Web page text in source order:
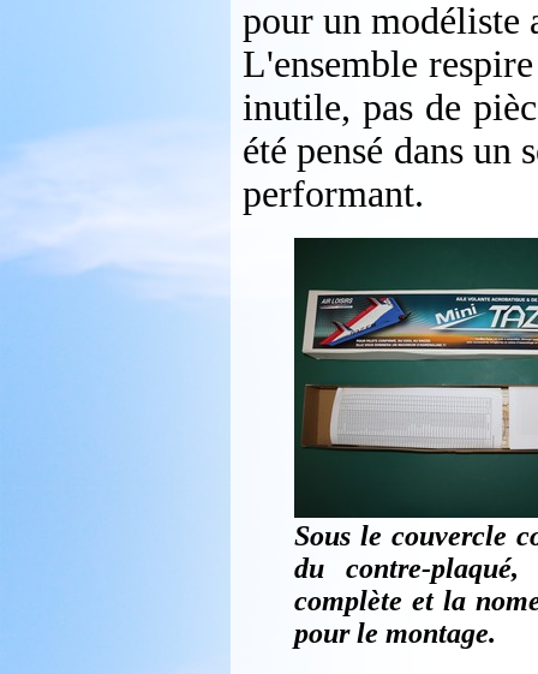
pour un modéliste
L'ensemble
inutile, pas de
été pensé dans un
performant.
Sous le couvercle
du contre-
complète et la
pour le montage.